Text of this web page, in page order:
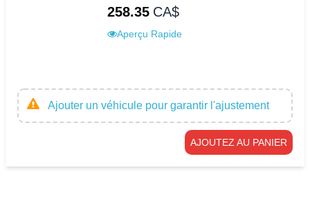
258.35 CA$
Aperçu Rapide
Ajouter un véhicule pour garantir l'ajustement
AJOUTEZ AU PANIER